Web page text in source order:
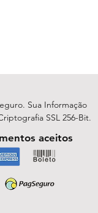
Sua Informação
SSL 256-Bit.
aceitos